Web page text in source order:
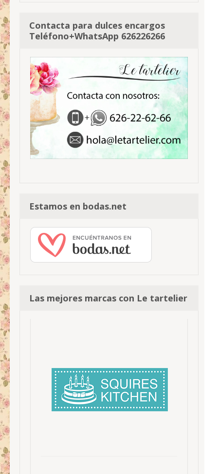
Contacta para dulces encargos
Teléfono+WhatsApp 626226266
Estamos en bodas.net
Las mejores marcas con Le tartelier